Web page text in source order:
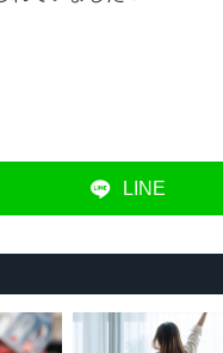
LINE